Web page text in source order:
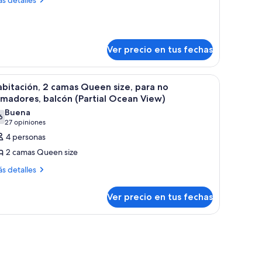
Ver precio en tus fechas
un escritorio y un refrigerador. Una habitación de hotel con dos camas, un
9
2 camas Queen size, para no
balcón (Partial Ocean View)
de 10
Buena
27 opiniones
(27
opiniones)
4 personas
2 camas Queen size
detalles
Ver precio en tus fechas
un escritorio y un refrigerador.